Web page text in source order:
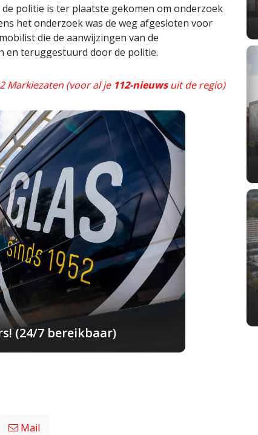
politie is ter plaatste gekomen om onderzoek
het onderzoek was de weg afgesloten voor
die de aanwijzingen van de
en teruggestuurd door de politie.
Markiezaten (voor al je 112-nieuwsuit de regio)
(24/7 bereikbaar)
Mail